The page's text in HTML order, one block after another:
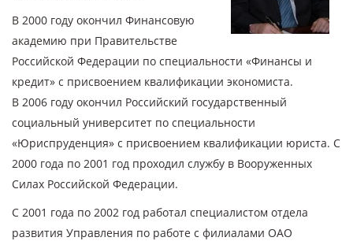
В 2000 году окончил Финансовую
академию при Правительстве
Российской Федерации по специальности «Финансы и
кредит» с присвоением квалификации экономиста.
В 2006 году окончил Российский государственный
социальный университет по специальности
«Юриспруденция» с присвоением квалификации юриста. С
2000 года по 2001 год проходил службу в Вооруженных
Силах Российской Федерации.
С 2001 года по 2002 год работал специалистом отдела
развития Управления по работе с филиалами ОАО